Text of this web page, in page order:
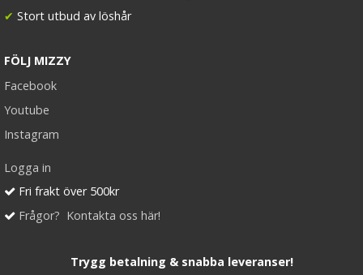
✔ Stort utbud av löshår
FÖLJ MIZZY
Facebook
Youtube
Instagram
Logga in
Fri frakt över 500kr
Frågor? Kontakta oss här!
Trygg betalning & snabba leveranser!